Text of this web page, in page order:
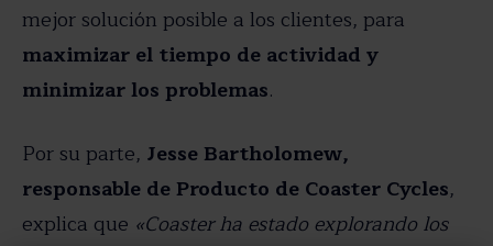
mejor solución posible a los clientes, para
maximizar el tiempo de actividad y
minimizar los problemas.
Por su parte, Jesse Bartholomew,
responsable deProducto de Coaster Cycles,
explica que «Coaster ha estado explorando los